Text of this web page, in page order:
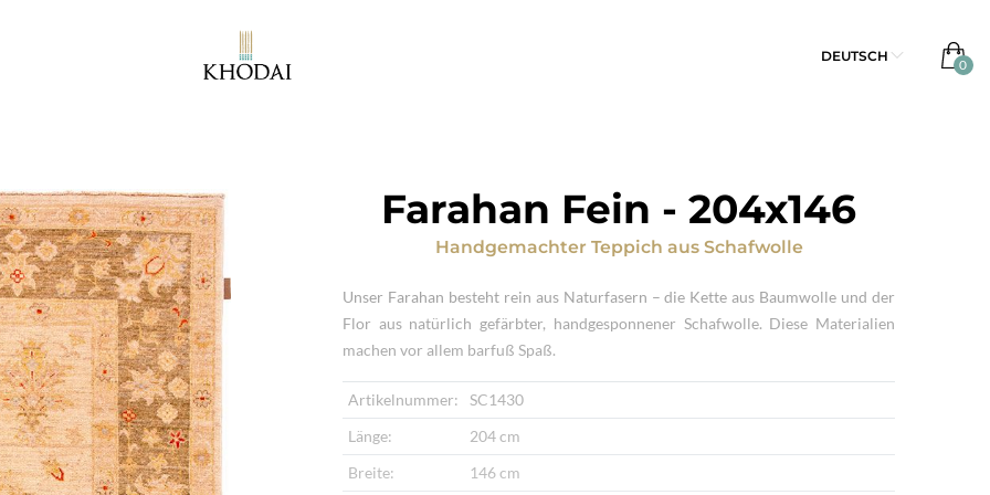
DEUTSCH
Farahan Fein - 204x146
Handgemachter Teppich aus Schafwolle
Unser Farahan besteht rein aus Naturfasern – die Kette aus Baumwolle und der
Flor aus natürlich gefärbter, handgesponnener Schafwolle. Diese Materialien
machen vor allem barfuß Spaß.
Artikelnummer:
SC1430
Länge:
204 cm
Breite:
146 cm